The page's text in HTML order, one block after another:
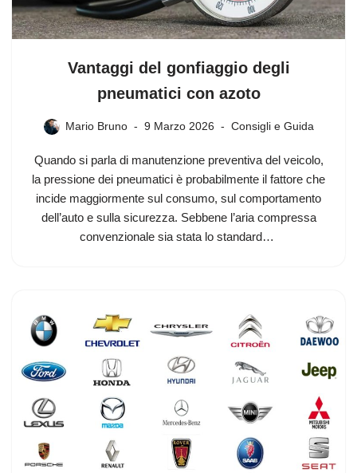
Vantaggi del gonfiaggio degli
pneumatici con azoto
Mario Bruno 9 Marzo 2026 Consigli e Guida
Quando si parla di manutenzione preventiva del veicolo,
la pressione dei pneumatici è probabilmente il fattore che
incide maggiormente sul consumo, sul comportamento
dell’auto e sulla sicurezza. Sebbene l’aria compressa
convenzionale sia stata lo standard…